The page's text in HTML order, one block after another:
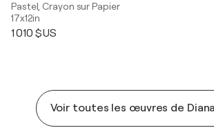
Pastel, Crayon sur Papier
17x12in
1 010 $US
Voir toutes les œuvres de